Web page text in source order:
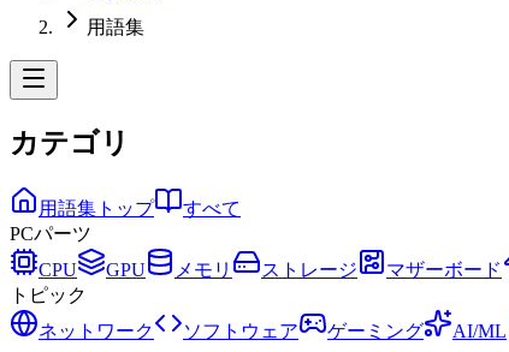
用語集
カテゴリ
用語集トップ
すべて
PCパーツ
CPU
GPU メモリ ストレージ マザーボード
トピック
ネットワーク
ソフトウェア ゲーミング AI/ML